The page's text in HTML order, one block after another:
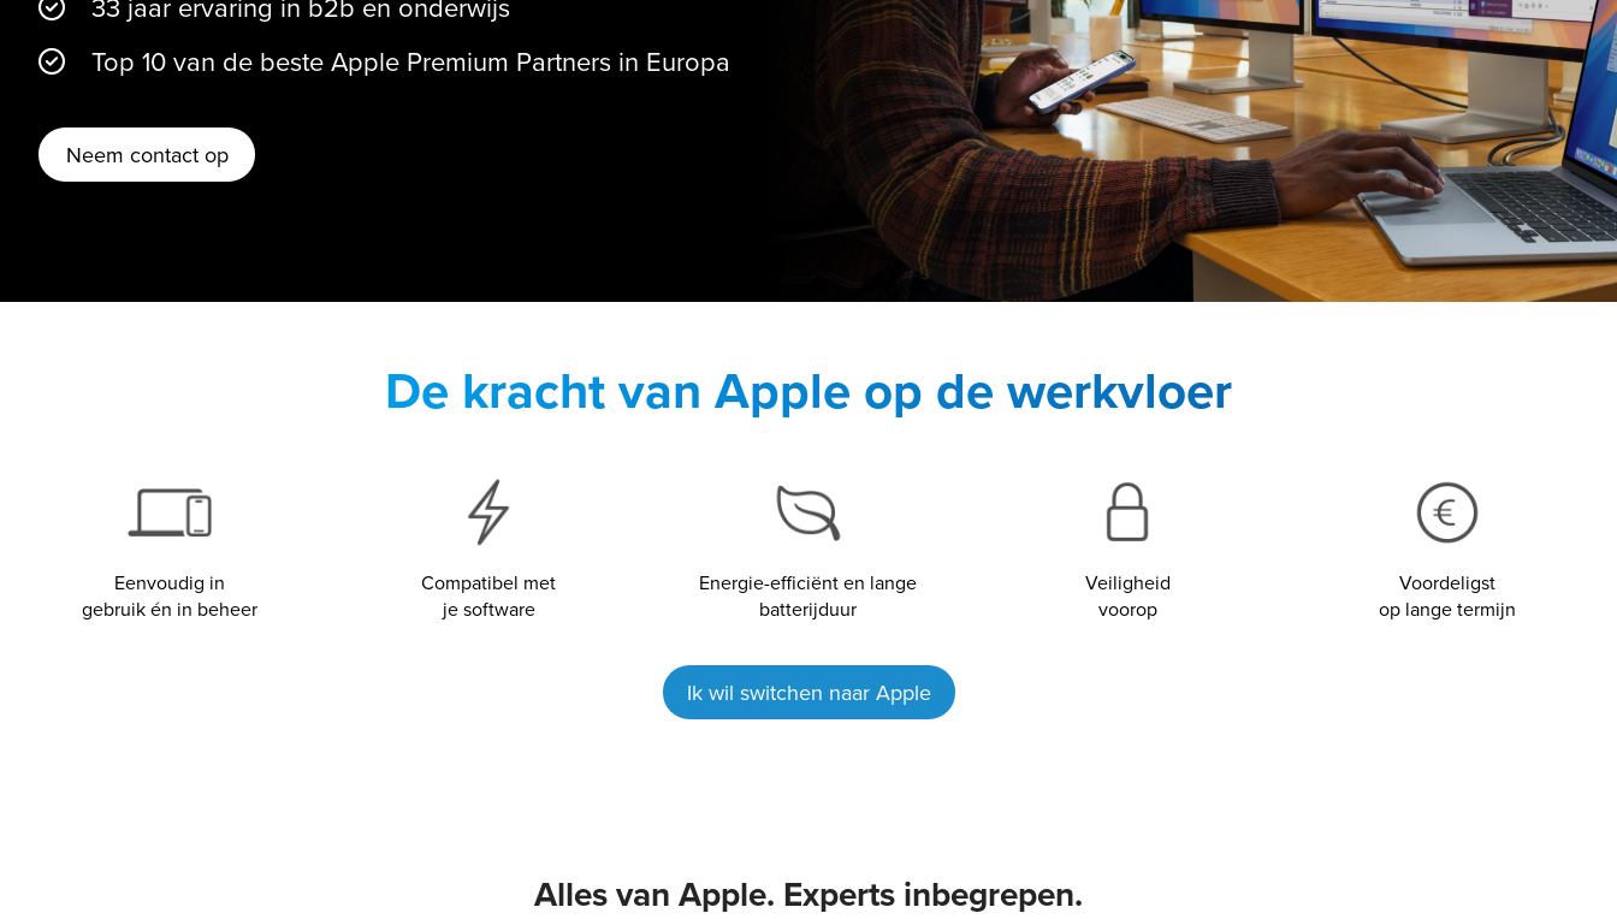
Top 10 van de beste Apple Premium Partners in Europa
Neem contact op
De kracht van Apple op de werkvloer
Eenvoudig in
gebruik én in beheer
Compatibel met
je software
Energie-efficiënt en lange
batterijduur
Veiligheid
voorop
Voordeligst
op lange termijn
Ik wil switchen naar Apple
Alles van Apple. Experts inbegrepen.